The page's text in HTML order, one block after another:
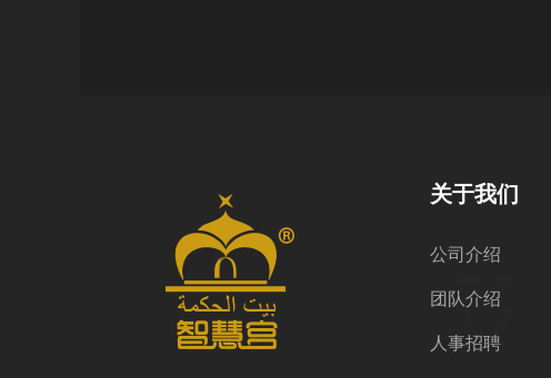
关于我们
公司介绍
团队介绍
人事招聘